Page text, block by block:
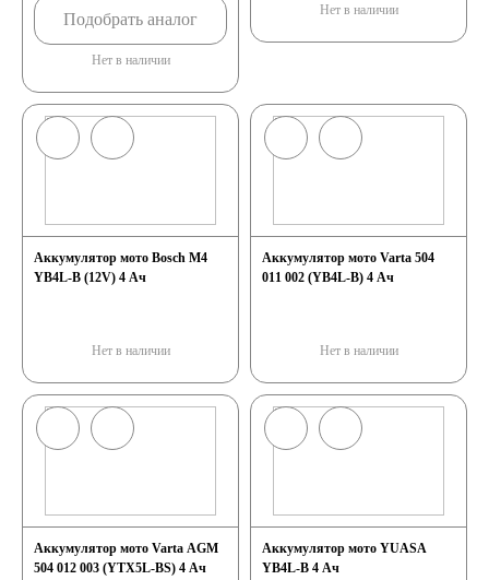
Подобрать аналог
Нет в наличии
Нет в наличии
Аккумулятор мото Bosch М4
YB4L-B (12V) 4 Ач
Нет в наличии
Аккумулятор мото Varta 504
011 002 (YB4L-B) 4 Ач
Нет в наличии
Аккумулятор мото Varta AGM
504 012 003 (YTX5L-BS) 4 Ач
Аккумулятор мото YUASA
YB4L-B 4 Ач